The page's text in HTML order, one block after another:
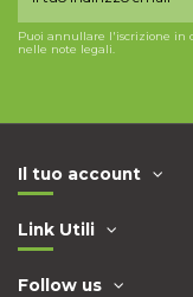
Puoi annullare l'iscrizione in
nelle note legali.
Il tuo account
Link Utili
Follow us